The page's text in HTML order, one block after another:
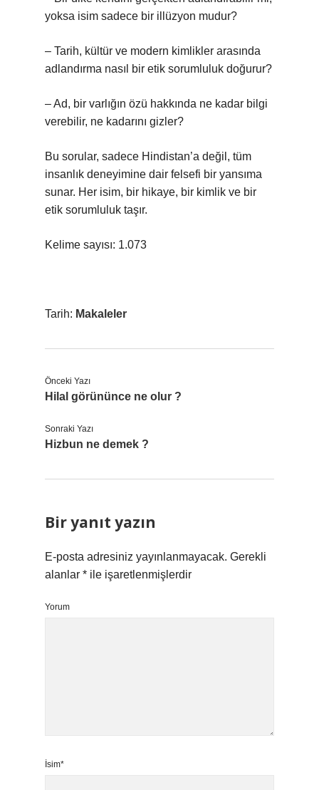
yoksa isim sadece bir illüzyon mudur?
– Tarih, kültür ve modern kimlikler arasında
adlandırma nasıl bir etik sorumluluk doğurur?
– Ad, bir varlığın özü hakkında ne kadar bilgi
verebilir, ne kadarını gizler?
Bu sorular, sadece Hindistan’a değil, tüm
insanlık deneyimine dair felsefi bir yansıma
sunar. Her isim, bir hikaye, bir kimlik ve bir
etik sorumluluk taşır.
Kelime sayısı: 1.073
Tarih: Makaleler
Önceki Yazı
Hilal görününce ne olur ?
Sonraki Yazı
Hizbun ne demek ?
Bir yanıt yazın
E-posta adresiniz yayınlanmayacak. Gerekli
alanlar * ile işaretlenmişlerdir
Yorum
İsim*